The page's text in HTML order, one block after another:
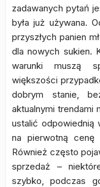
zadawanych pytań
była już używana.
przyszłych panien
dla nowych sukien.
warunki muszą
większości
dobrym stanie,
aktualnymi trendami
ustalić odpowiednią
na pierwotną cenę
Również często
sprzedaż –
szybko, podczas